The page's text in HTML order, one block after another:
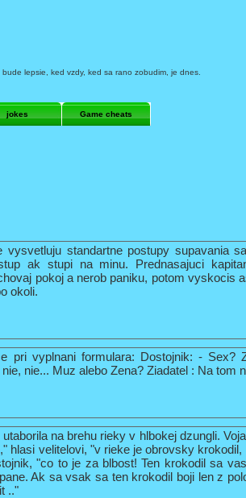
lepsie, ked vzdy, ked sa rano zobudim, je dnes.
jokes Game cheats
vysvetluju standartne postupy supavania
ak stupi na minu. Prednasajuci
pokoj a nerob paniku, potom vyskocis
okoli.
pri vyplnani formulara: Dostojnik: - Sex?
nie... Muz alebo Zena? Ziadatel : Na tom
na brehu rieky v hlbokej dzungli.
hlasi velitelovi, "v rieke je obrovsky
"co to je za blbost! Ten krokodil sa
Ak sa vsak sa ten krokodil boji len z
.."